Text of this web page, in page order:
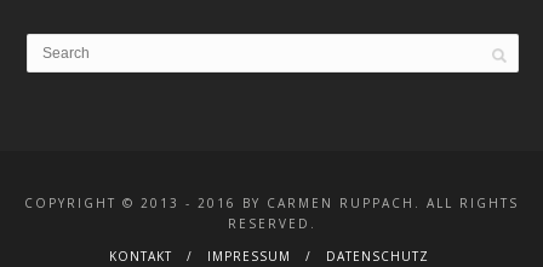
COPYRIGHT © 2013 - 2016 BY CARMEN RUPPACH. ALL RIGHTS
RESERVED.
KONTAKT
IMPRESSUM DATENSCHUTZ